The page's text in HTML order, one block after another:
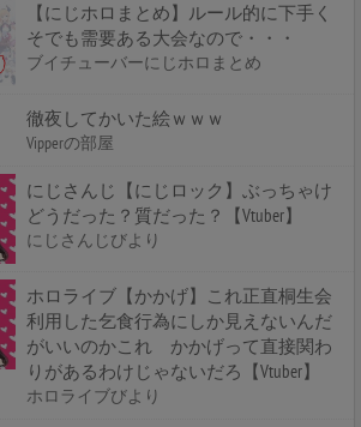
【にじホロまとめ】ルール的に下手く
そでも需要ある大会なので・・・
ブイチューバーにじホロまとめ
徹夜してかいた絵ｗｗｗ
Vipperの部屋
にじさんじ【にじロック】ぶっちゃけ
どうだった？質だった？【Vtuber】
にじさんじびより
ホロライブ【かかげ】これ正直桐生会
利用した乞食行為にしか見えないんだ
がいいのかこれ かかげって直接関わ
りがあるわけじゃないだろ【Vtuber】
ホロライブびより